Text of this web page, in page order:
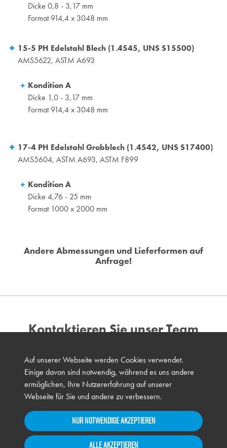
Dicke 0,8 - 3,17 mm
Format 914,4 x 3048 mm
15-5 PH Edelstahl Blech (1.4545, UNS S15500)
AMS5622, ASTM A693
Kondition A
Dicke 1,0 - 3,17 mm
Format 914,4 x 3048 mm
17-4 PH Edelstahl Grobblech (1.4542, UNS S17400)
AMS5604, ASTM A693, ASTM F899
Kondition A
Dicke 4,76 - 25 mm
Format 1000 x 2000 mm
Andere Abmessungen und Lieferformen auf
Anfrage!
Kontaktieren Sie unser Team
Verfügung.
KONTAKTIEREN SIE UNS JETZT!
Auf unserer Webseite werden Cookies verwendet.
Einige davon sind notwendig, während es uns andere
ermöglichen, Ihre Nutzererfahrung auf unserer
Webseite für Sie und andere zu verbessern.
Nur notwendige akzeptieren
Alle akzeptieren